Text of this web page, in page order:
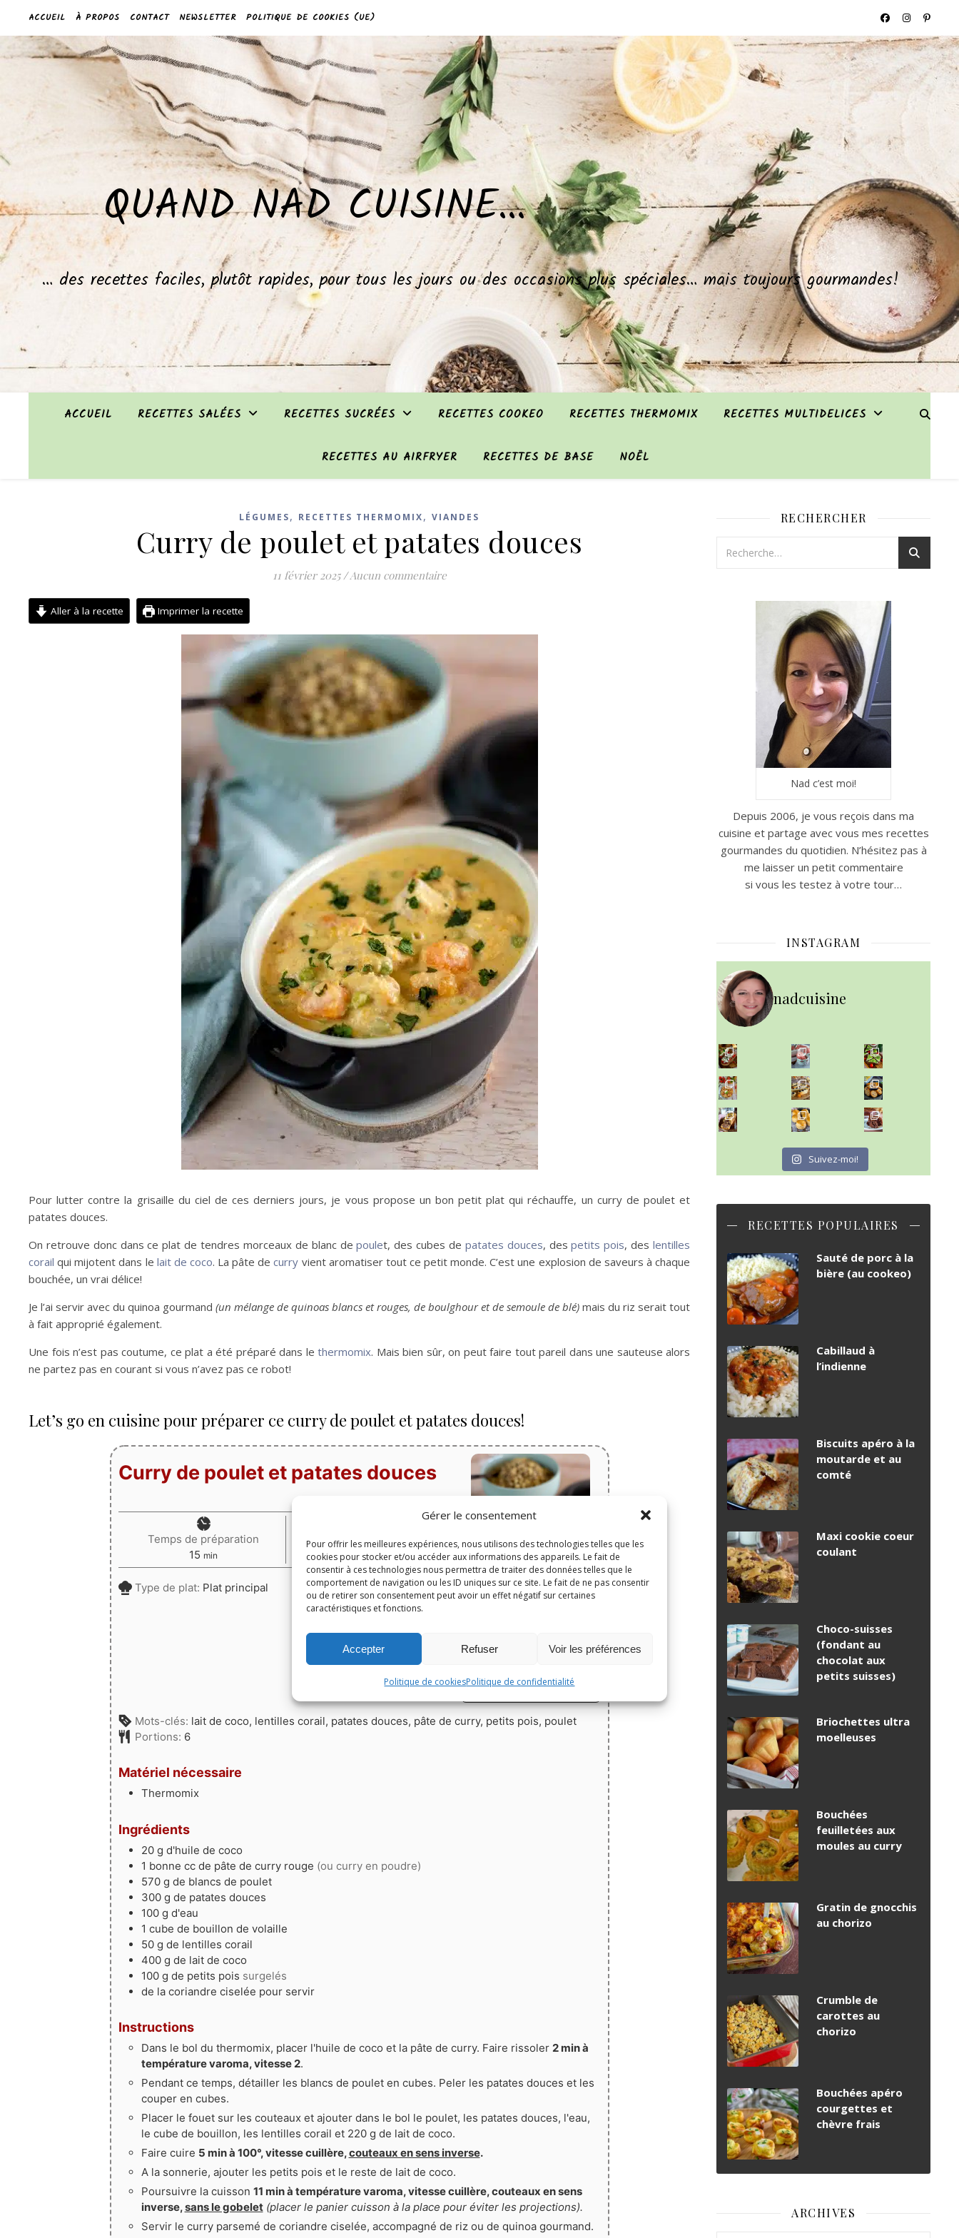
Gérer le consentement
Pour offrir les meilleures expériences, nous utilisons des technologies telles que les
cookies pour stocker et/ou accéder aux informations des appareils. Le fait de
consentir à ces technologies nous permettra de traiter des données telles que le
comportement de navigation ou les ID uniques sur ce site. Le fait de ne pas consentir
ou de retirer son consentement peut avoir un effet négatif sur certaines
caractéristiques et fonctions.
Accepter Refuser Voir les préférences
Politique de cookiesPolitique de confidentialité
ACCUEIL À PROPOS CONTACT NEWSLETTER POLITIQUE DE COOKIES (UE)
QUAND NAD CUISINE…
… des recettes faciles, plutôt rapides, pour tous les jours ou des occasions plus spéciales… mais toujours gourmandes!
ACCUEIL RECETTES SALÉES RECETTES SUCRÉES RECETTES COOKEO RECETTES THERMOMIX RECETTES MULTIDELICES
RECETTES AU AIRFRYER RECETTES DE BASE NOËL
LÉGUMES, RECETTES THERMOMIX, VIANDES
Curry de poulet et patates douces
11 février 2025 /Aucun commentaire
Aller à la recette Imprimer la recette
Pour lutter contre la grisaille du ciel de ces derniers jours, je vous propose un bon petit plat qui réchauffe, un curry de poulet et
patates douces.
On retrouve donc dans ce plat de tendres morceaux de blanc depoulet, des cubes de patates douces, despetits pois, deslentilles
corail qui mijotent dans le lait de coco. La pâte decurry vient aromatiser tout ce petit monde. C’est une explosion de saveurs à chaque
bouchée, un vrai délice!
Je l’ai servir avec du quinoa gourmand (un mélange de quinoas blancs et rouges, de boulghour et de semoule de blé) mais du riz serait tout
à fait approprié également.
Une fois n’est pas coutume, ce plat a été préparé dans le thermomix. Mais bien sûr, on peut faire tout pareil dans une sauteuse alors
ne partez pas en courant si vous n’avez pas ce robot!
Let’s go en cuisine pour préparer ce curry de poulet et patates douces!
Épingler la recette
Curry de poulet et patates douces
Temps de préparation
15 minutes
min
Temps de cuisson
21minutes
min
Type de plat: Plat principal
Mots-clés: lait de coco, lentilles corail, patates douces, pâte de curry, petits pois, poulet
Portions: 6
Matériel nécessaire
Thermomix
Ingrédients
20 g d'huile de coco
1 bonne cc de pâte de curry rouge (ou curry en poudre)
570 g de blancs de poulet
300 g de patates douces
100 g d'eau
1 cube de bouillon de volaille
50 g de lentilles corail
400 g de lait de coco
100 g de petits pois surgelés
de la coriandre ciselée pour servir
Instructions
Dans le bol du thermomix, placer l'huile de coco et la pâte de curry. Faire rissoler 2 min à
température varoma, vitesse 2.
Pendant ce temps, détailler les blancs de poulet en cubes. Peler les patates douces et les
couper en cubes.
Placer le fouet sur les couteaux et ajouter dans le bol le poulet, les patates douces, l'eau,
le cube de bouillon, les lentilles corail et 220 g de lait de coco.
Faire cuire 5 min à 100°, vitesse cuillère,couteaux en sens inverse.
A la sonnerie, ajouter les petits pois et le reste de lait de coco.
Poursuivre la cuisson 11 min à température varoma, vitesse cuillère, couteaux en sens
inverse,sans le gobelet (placer le panier cuisson à la place pour éviter les projections).
Servir le curry parsemé de coriandre ciselée, accompagné de riz ou de quinoa gourmand.
RECHERCHER
Nad c’est moi!
Depuis 2006, je vous reçois dans ma
cuisine et partage avec vous mes recettes
gourmandes du quotidien. N’hésitez pas à
me laisser un petit commentaire
si vous les testez à votre tour…
INSTAGRAM
nadcuisine
~ NICE CREAM À LA FRAISE ~
Presque un mois que
~ SALADE DE PÂTES AUX DEUX TOMATES THON ET BURRA
~ FINANCIERS MYRTILLES ET CITRON ~
Aujourd'hu
~ BUNS MAISON ~
Un peu de boulange par ici au
~ GÂTEAU FONDANT CHOCO NOISETTE ~
C'est lundi
Suivez-moi!
RECETTES POPULAIRES
Sauté de porc à la
bière (au cookeo)
Cabillaud à
l’indienne
Biscuits apéro à la
moutarde et au
comté
Maxi cookie coeur
coulant
Choco-suisses
(fondant au
chocolat aux
petits suisses)
Briochettes ultra
moelleuses
Bouchées
feuilletées aux
moules au curry
Gratin de gnocchis
au chorizo
Crumble de
carottes au
chorizo
Bouchées apéro
courgettes et
chèvre frais
ARCHIVES